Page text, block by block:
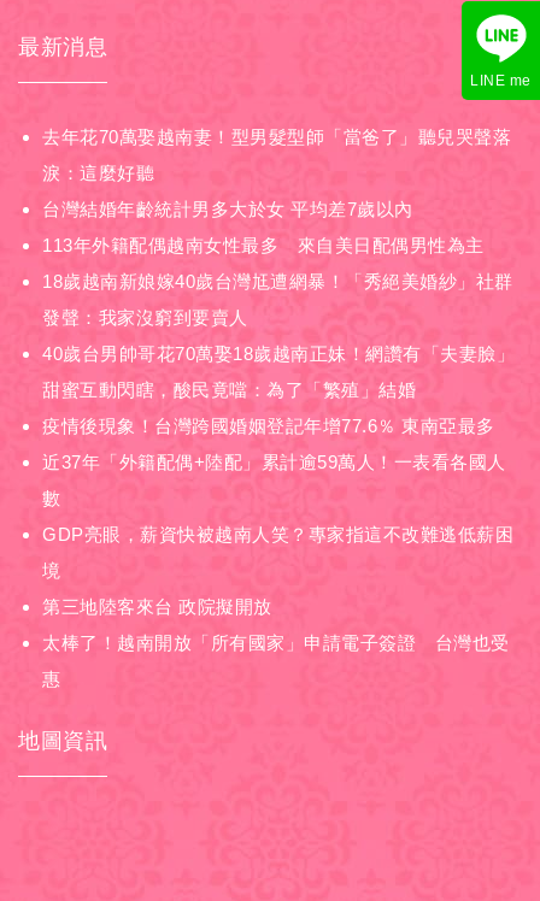
最新消息
去年花70萬娶越南妻！型男髮型師「當爸了」聽兒哭聲落
淚：這麼好聽
台灣結婚年齡統計男多大於女 平均差7歲以內
113年外籍配偶越南女性最多 來自美日配偶男性為主
18歲越南新娘嫁40歲台灣尪遭網暴！「秀絕美婚紗」社群
發聲：我家沒窮到要賣人
40歲台男帥哥花70萬娶18歲越南正妹！網讚有「夫妻臉」
甜蜜互動閃瞎，酸民竟噹：為了「繁殖」結婚
疫情後現象！台灣跨國婚姻登記年增77.6％ 東南亞最多
近37年「外籍配偶+陸配」累計逾59萬人！一表看各國人
數
GDP亮眼，薪資快被越南人笑？專家指這不改難逃低薪困
境
第三地陸客來台 政院擬開放
太棒了！越南開放「所有國家」申請電子簽證 台灣也受
惠
地圖資訊
LINE me